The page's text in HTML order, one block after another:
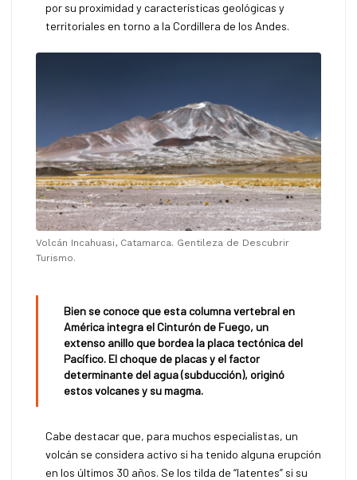
por su proximidad y características geológicas y
territoriales en torno a la Cordillera de los Andes.
Volcán Incahuasi, Catamarca. Gentileza de Descubrir
Turismo.
Bien se conoce que esta columna vertebral en
América integra el Cinturón de Fuego, un
extenso anillo que bordea la placa tectónica del
Pacífico. El choque de placas y el factor
determinante del agua (subducción), originó
estos volcanes y su magma.
Cabe destacar que, para muchos especialistas, un
volcán se considera activo si ha tenido alguna erupción
en los últimos 30 años. Se los tilda de “latentes” si su